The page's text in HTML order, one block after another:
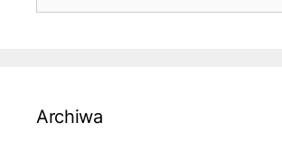
Archiwa